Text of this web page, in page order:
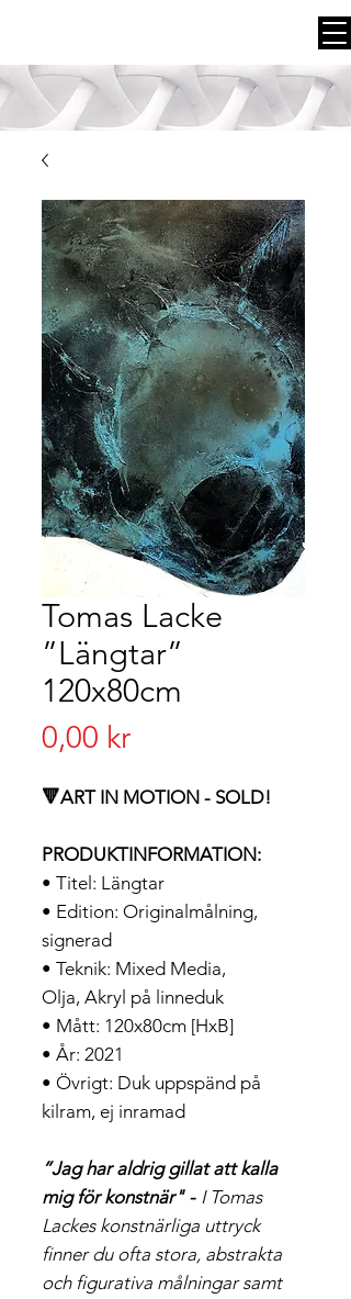
Tomas Lacke
”Längtar”
120x80cm
0,00 krPris
🔻ART IN MOTION - SOLD!
PRODUKTINFORMATION:
• Titel: Längtar
• Edition: Originalmålning,
signerad
• Teknik: Mixed Media,
Olja, Akryl på linneduk
• Mått: 120x80cm [HxB]
• År: 2021
• Övrigt: Duk uppspänd på
kilram, ej inramad
”Jag har aldrig gillat att kalla
mig för konstnär" - I Tomas
Lackes konstnärliga uttryck
finner du ofta stora, abstrakta
och figurativa målningar samt